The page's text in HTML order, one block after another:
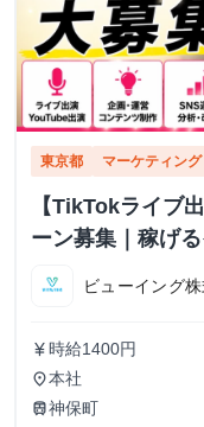
東京都 マーケティング
【TikTokライブ
ーン募集｜稼げ
ビューイング
currency_yen 時給1400円
place本社
train神保町